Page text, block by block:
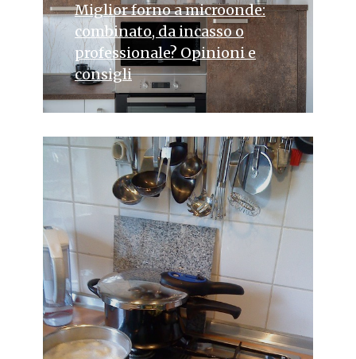
Miglior forno a microonde:
combinato, da incasso o
professionale? Opinioni e
consigli